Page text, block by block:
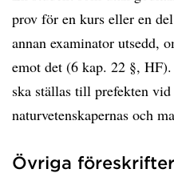
prov för en kurs eller en
annan examinator utsedd,
emot det (6 kap. 22 §,
ska ställas till prefekten
naturvetenskapernas och
Övriga föreskrifter